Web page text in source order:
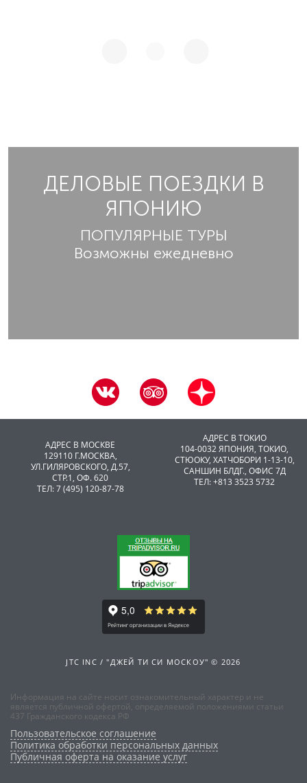
ДЕЛОВЫЕ ПОЕЗДКИ В
ЯПОНИЮ
ПОПУЛЯРНЫЕ ТУРЫ
Возможны ежедневно
АДРЕС В МОСКВЕ
129110 Г.МОСКВА,
УЛ.ГИЛЯРОВСКОГО, Д.57,
СТР.1, ОФ. 620
ТЕЛ: 7 (495) 120-87-78
АДРЕС В ТОКИО
104-0032 ЯПОНИЯ, ТОКИО,
CТЮОКУ, ХАТЧОБОРИ 1-13-10,
САНШИН БЛДГ., ОФИС 7Д
ТЕЛ: +813 3523 5732
JTC INC / "ДЖЕЙ ТИ СИ МОСКОУ" © 2026
Информация на сайте носит ознакомительный характер и не
является публичной офертой, определяемой положениями статьи
437 Гражданского кодекса РФ
Пользовательское соглашение
Политика обработки персональных данных
Публичная оферта на оказание услуг